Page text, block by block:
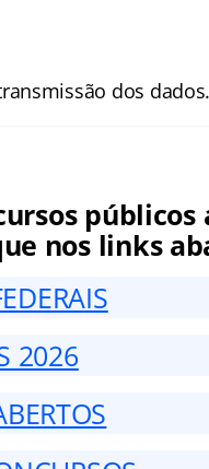
dos dados.
públicos
nos links
2026